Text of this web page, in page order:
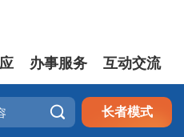
办事服务 互动交流
 长者模式